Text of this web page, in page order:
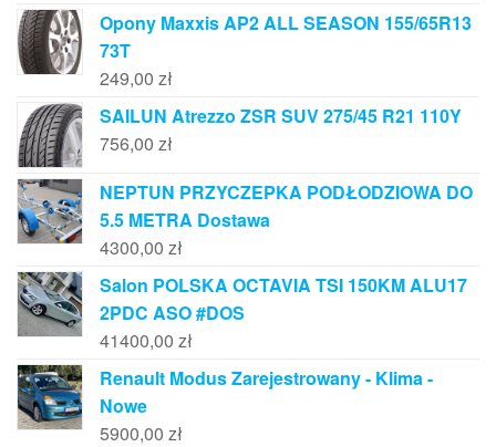
Opony Maxxis AP2 ALL SEASON 155/65R13
73T
249,00 zł
SAILUN Atrezzo ZSR SUV 275/45 R21 110Y
756,00 zł
NEPTUN PRZYCZEPKA PODŁODZIOWA DO
5.5 METRA Dostawa
4300,00 zł
Salon POLSKA OCTAVIA TSI 150KM ALU17
2PDC ASO #DOS
41400,00 zł
Renault Modus Zarejestrowany - Klima -
Nowe
5900,00 zł